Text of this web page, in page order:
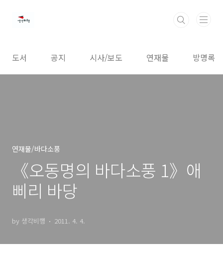
도서 공지 시사/보도 연재물 방명록
연재물/바다소풍
《오동명의 바다소풍 1》애
삐리 바당
by 생각비행 2011. 4. 4.